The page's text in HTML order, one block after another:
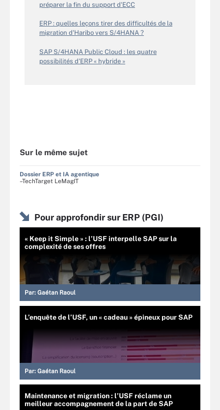
préparer la fin du support d'ECC
ERP : quelles leçons tirer des difficultés de la
migration d'Haribo vers S/4HANA ?
SAP S/4HANA Public Cloud : les quatre
possibilités d'ERP « hybride »
Sur le même sujet
Dossier ERP et IA agentique
–TechTarget LeMagIT
Pour approfondir sur ERP (PGI)
« Keep it Simple » : l’USF interpelle SAP sur la
complexité de ses offres
Par: Gaétan Raoul
L’enquête de l’USF, un « cadeau » épineux pour SAP
Par: Gaétan Raoul
Maintenance et migration : l’USF réclame un
meilleur accompagnement de la part de SAP